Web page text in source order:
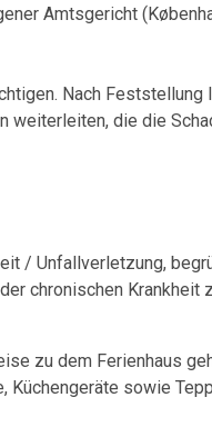
Amtsgericht
Nach
die die
/ Unfallverletzung,
chronischen Krankheit
zu dem Ferienhaus
Küchengeräte sowie